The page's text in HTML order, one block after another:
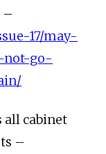
–
17/may-
not-go-
all cabinet
–